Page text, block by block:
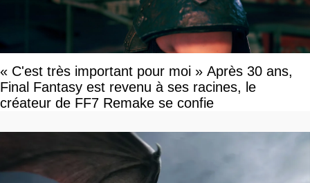
« C'est très important pour moi » Après 30 ans,
Final Fantasy est revenu à ses racines, le
créateur de FF7 Remake se confie